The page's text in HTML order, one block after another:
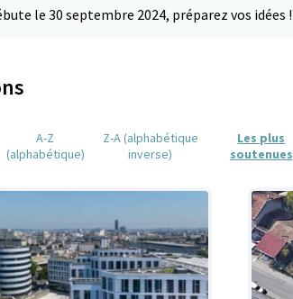
le 30 septembre 2024, préparez vos idées !
A-Z
(alphabétique)
Z-A (alphabétique
inverse)
Les plus
soutenues